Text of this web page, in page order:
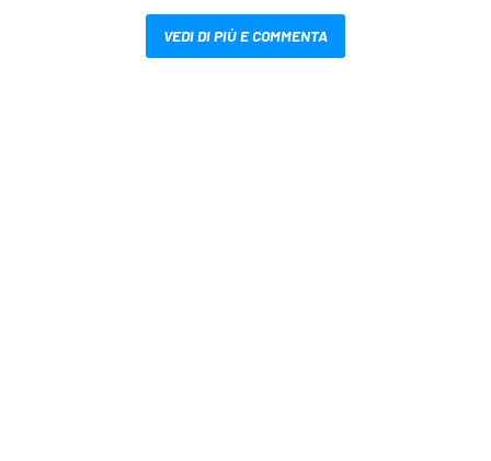
VEDI DI PIÙ E COMMENTA